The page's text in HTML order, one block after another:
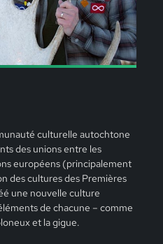
culturelle autochtone
des unions entre les
européens (principalement
des cultures des Premières
une nouvelle culture
de chacune – comme
et la gigue.